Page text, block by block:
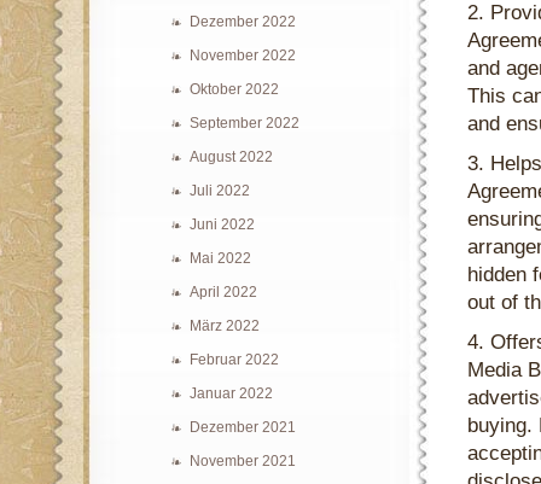
Dezember 2022
November 2022
Oktober 2022
September 2022
August 2022
Juli 2022
Juni 2022
Mai 2022
April 2022
März 2022
Februar 2022
Januar 2022
Dezember 2021
November 2021
2.
and
This
and
3.
hidden
out of
4.
Media
buying.